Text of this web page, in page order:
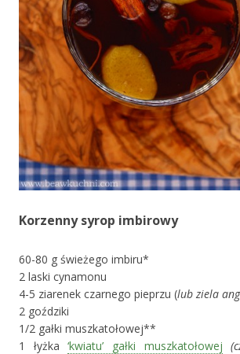
Korzenny syrop imbirowy
60-80 g świeżego imbiru*
2 laski cynamonu
4-5 ziarenek czarnego pieprzu (lub ziela
2 goździki
1/2 gałki muszkatołowej**
1 łyżka‘kwiatu’ gałki muszkatołowej